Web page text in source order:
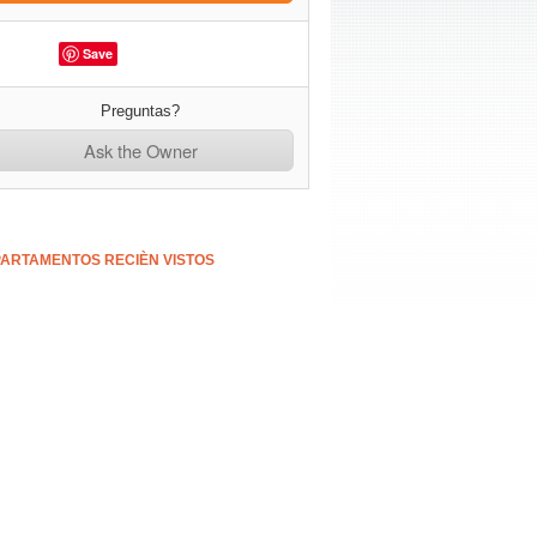
Save
Preguntas?
Ask the Owner
RECIÈN VISTOS